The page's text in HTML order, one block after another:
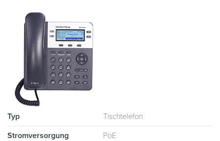
Typ
Tischtelefon
Stromversorgung
PoE